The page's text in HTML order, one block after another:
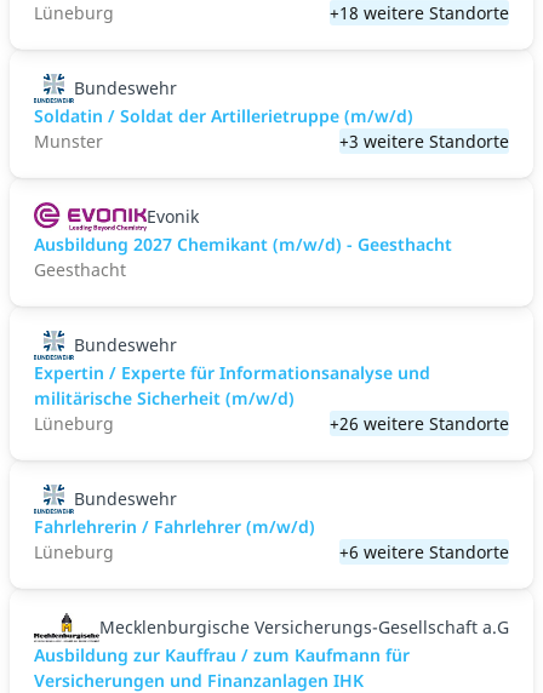
Lüneburg
+18 weitere Standorte
Bundeswehr
Soldatin / Soldat der Artillerietruppe (m/w/d)
Munster
+3 weitere Standorte
Evonik
Ausbildung 2027 Chemikant (m/w/d) - Geesthacht
Geesthacht
Bundeswehr
Expertin / Experte für Informationsanalyse und
militärische Sicherheit (m/w/d)
Lüneburg
+26 weitere Standorte
Bundeswehr
Fahrlehrerin / Fahrlehrer (m/w/d)
Lüneburg
+6 weitere Standorte
Mecklenburgische Versicherungs-Gesellschaft a.G
Ausbildung zur Kauffrau / zum Kaufmann für
Versicherungen und Finanzanlagen IHK